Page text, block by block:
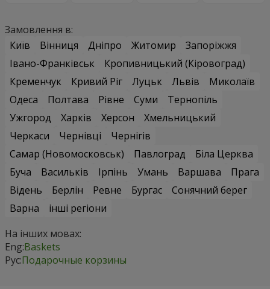
Замовлення в:
Київ
Вінниця Дніпро Житомир
Запоріжжя
Івано-Франківськ
Кропивницький (Кіровоград)
Кременчук
Кривий Ріг Луцьк Львів
Миколаїв
Одеса
Полтава Рівне Суми
Тернопіль
Ужгород
Харків Херсон
Хмельницький
Черкаси
Чернівці
Чернігів
Самар (Новомосковськ)
Павлоград
Біла Церква
Буча
Васильків Ірпінь Умань Варшава
Прага
Відень
Берлін Ревне Бургас
Сонячний берег
Варна
інші регіони
На інших мовах:
Eng:Baskets
Рус:Подарочные корзины